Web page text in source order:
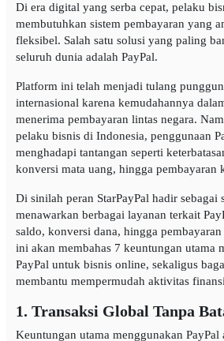
Di era digital yang serba cepat, pelaku
membutuhkan sistem pembayaran yang
fleksibel. Salah satu solusi yang paling
seluruh dunia adalah PayPal.
Platform ini telah menjadi tulang
internasional karena kemudahannya
menerima pembayaran lintas negara.
pelaku bisnis di Indonesia, penggunaan
menghadapi tantangan seperti
konversi mata uang, hingga pembayaran
Di sinilah peran StarPayPal hadir sebagai
menawarkan berbagai layanan terkait
saldo, konversi dana, hingga
ini akan membahas 7 keuntungan utama
PayPal untuk bisnis online, sekaligus
membantu mempermudah aktivitas
1. Transaksi Global Tanpa
Keuntungan utama menggunakan PayPal